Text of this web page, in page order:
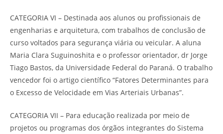
CATEGORIA VI – Destinada aos alunos ou profissionais de
engenharias e arquitetura, com trabalhos de conclusão de
curso voltados para segurança viária ou veicular. A aluna
Maria Clara Suguinoshita e o professor orientador, dr Jorge
Tiago Bastos, da Universidade Federal do Paraná. O trabalho
vencedor foi o artigo científico “Fatores Determinantes para
o Excesso de Velocidade em Vias Arteriais Urbanas”.
CATEGORIA VII – Para educação realizada por meio de
projetos ou programas dos órgãos integrantes do Sistema